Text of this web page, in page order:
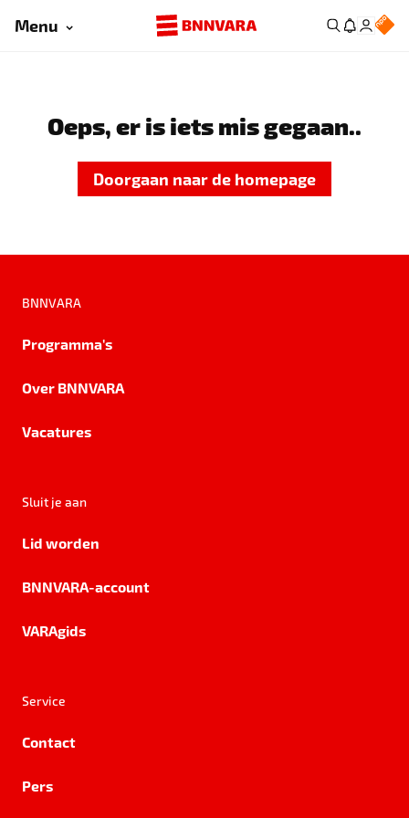
Menu
Oeps, er is iets mis gegaan..
Doorgaan naar de homepage
BNNVARA
Programma's
Over BNNVARA
Vacatures
Sluit je aan
Lid worden
BNNVARA-account
VARAgids
Service
Contact
Pers